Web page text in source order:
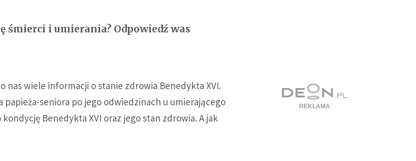
śmierci i umierania? Odpowiedź was
nas wiele informacji o stanie zdrowia Benedykta XVI.
papieża-seniora po jego odwiedzinach u umierającego
Benedykta XVI oraz jego stan zdrowia. A jak